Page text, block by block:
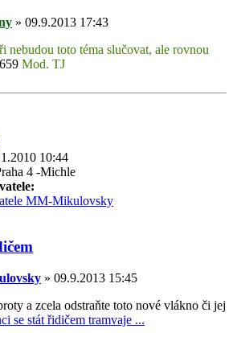
» 09.9.2013 17:43
nebudou toto téma slučovat, ale rovnou
Mod. TJ
10:44
4 -Michle
MM-Mikulovsky
» 09.9.2013 15:45
a zcela odstraňte toto nové vlákno či jej
se stát řidičem tramvaje ...